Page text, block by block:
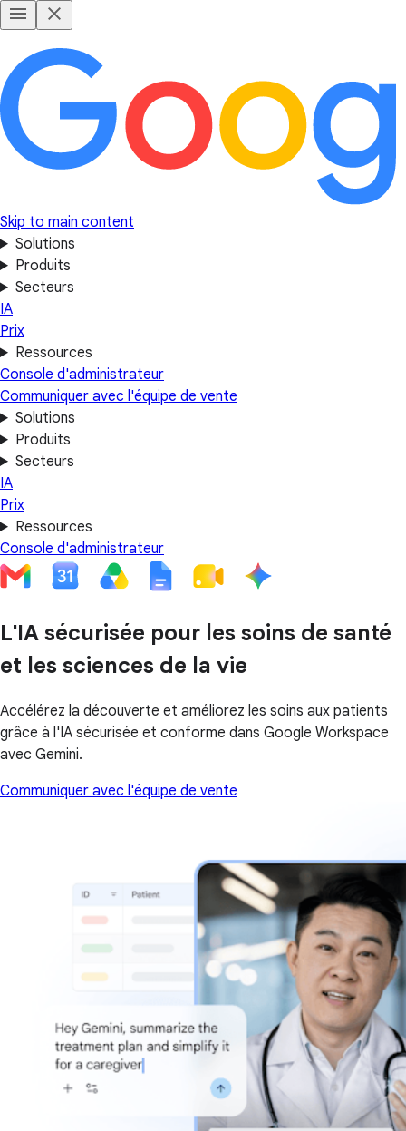
Skip to main content
Solutions
Produits
Secteurs
IA
Prix
Ressources
Console d'administrateur
Communiquer avec l'équipe de vente
Solutions
Produits
Secteurs
IA
Prix
Ressources
Console d'administrateur
L'IA sécurisée pour les soins de santé
et les sciences de la vie
Accélérez la découverte et améliorez les soins aux patients
grâce à l'IA sécurisée et conforme dans Google Workspace
avec Gemini.
Communiquer avec l'équipe de vente